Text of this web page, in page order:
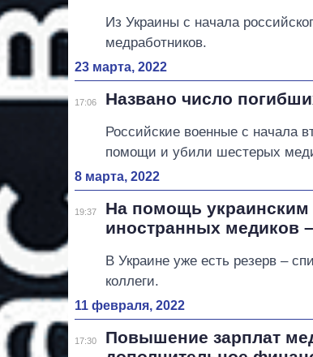
Из Украины с начала
медработников.
23 марта, 2022
17:06 Названо число
Российские военные с начала
помощи и убили шестерых
8 марта, 2022
19:37
На помощь
иностранных медиков
В Украине уже есть резерв –
коллеги.
11 февраля, 2022
17:30
Повышение зарплат